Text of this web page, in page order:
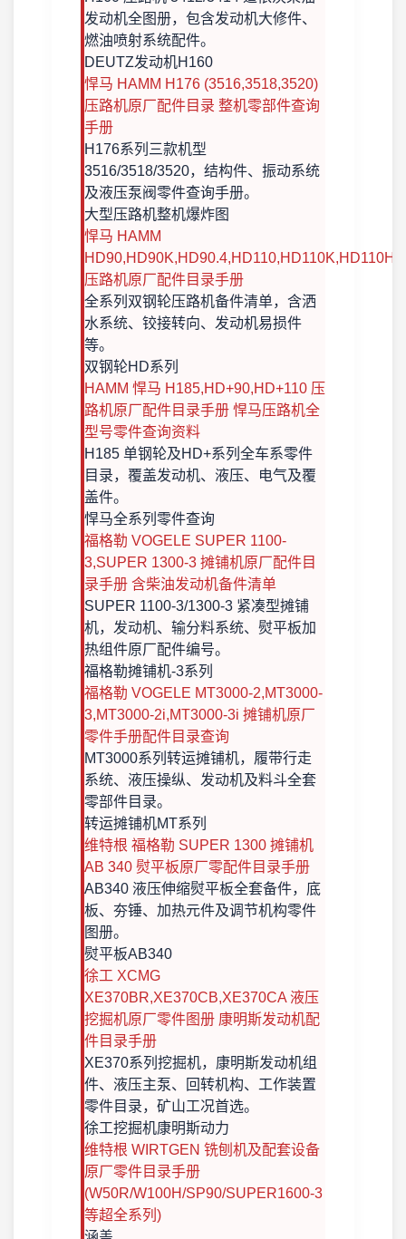
发动机全图册，包含发动机大修件、
燃油喷射系统配件。
DEUTZ发动机H160
悍马 HAMM H176 (3516,3518,3520)
压路机原厂配件目录 整机零部件查询
手册
H176系列三款机型
3516/3518/3520，结构件、振动系统
及液压泵阀零件查询手册。
大型压路机整机爆炸图
悍马 HAMM
压路机原厂配件目录手册
全系列双钢轮压路机备件清单，含洒
水系统、铰接转向、发动机易损件
等。
双钢轮HD系列
HAMM 悍马 H185,HD+90,HD+110 压
路机原厂配件目录手册 悍马压路机全
型号零件查询资料
H185 单钢轮及HD+系列全车系零件
目录，覆盖发动机、液压、电气及覆
盖件。
悍马全系列 零件查询
福格勒 VOGELE SUPER 1100-
3,SUPER 1300-3 摊铺机原厂配件目
录手册 含柴油发动机备件清单
SUPER 1100-3/1300-3 紧凑型摊铺
机，发动机、输分料系统、熨平板加
热组件原厂配件编号。
福格勒摊铺机-3系列
福格勒 VOGELE MT3000-2,MT3000-
3,MT3000-2i,MT3000-3i 摊铺机原厂
零件手册配件目录查询
MT3000系列转运摊铺机，履带行走
系统、液压操纵、发动机及料斗全套
零部件目录。
转运摊铺机MT系列
维特根 福格勒 SUPER 1300 摊铺机
AB 340 熨平板原厂零配件目录手册
AB340 液压伸缩熨平板全套备件，底
板、夯锤、加热元件及调节机构零件
图册。
熨平板AB340
徐工 XCMG
XE370BR,XE370CB,XE370CA 液压
挖掘机原厂零件图册 康明斯发动机配
件目录手册
XE370系列挖掘机，康明斯发动机组
件、液压主泵、回转机构、工作装置
零件目录，矿山工况首选。
徐工挖掘机康明斯动力
维特根 WIRTGEN 铣刨机及配套设备
原厂零件目录手册
(W50R/W100H/SP90/SUPER1600-3
等超全系列)